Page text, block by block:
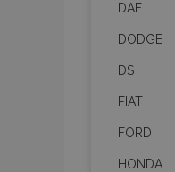
DAF
DODGE
DS
FIAT
FORD
HONDA